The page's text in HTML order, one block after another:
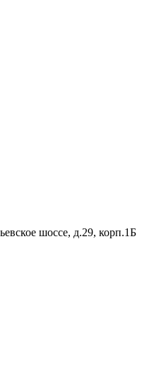
шоссе, д.29, корп.1Б